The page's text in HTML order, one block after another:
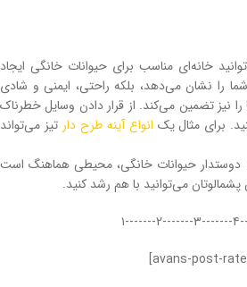
خانه‌ای مناسب برای حیوانات خانگی ایجاد
را نشان می‌دهد، بلکه راحتی، ایمنی و شادی
نیز تضمین می‌کند. از قرار دادن وسایل خطرناک
برای مثال یک انواع آینه طرح دار تیز می‌تواند
دوستدار حیوانات خانگی، محیطی هماهنگ است
می‌توانید با هم رشد کنید.